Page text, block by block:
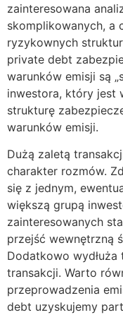
zainteresowana
skomplikowanych, a
ryzykownych
private debt
warunków emisji są
inwestora, który jest
strukturę
warunków emisji.
Dużą zaletą
charakter rozmów.
się z jednym,
większą grupą
zainteresowanych
przejść wewnętrzną
Dodatkowo
transakcji. Warto
przeprowadzenia
debt uzyskujemy